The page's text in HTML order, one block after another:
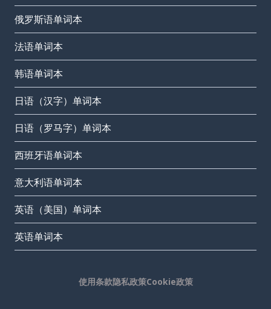
俄罗斯语单词本
法语单词本
韩语单词本
日语（汉字）单词本
日语（罗马字）单词本
西班牙语单词本
意大利语单词本
英语（美国）单词本
英语单词本
使用条款隐私政策Cookie政策